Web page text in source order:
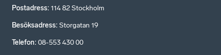
Postadress: 114 82 Stockholm
Besöksadress: Storgatan 19
Telefon: 08-553 430 00